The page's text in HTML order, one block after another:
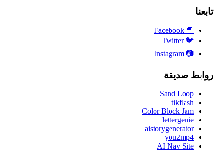
تابعنا
📘
🐦
Twitter
📷
روابط صديقة
Sand Loop
tikflash
Color Block Jam
lettergenie
aistorygenerator
you2mp4
AI Nav Site